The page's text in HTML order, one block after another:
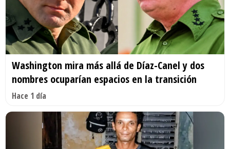
Washington mira más allá de Díaz-Canel y dos
nombres ocuparían espacios en la transición
Hace 1 día